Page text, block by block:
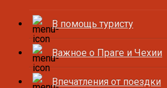
В помощь туристу
Важное о Праге и Чехии
Впечатления от поездки